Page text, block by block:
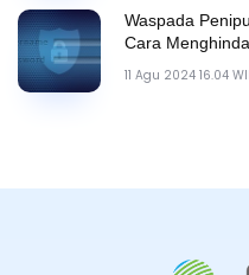
11 Agu 2024 16.04
Waspada
Cara